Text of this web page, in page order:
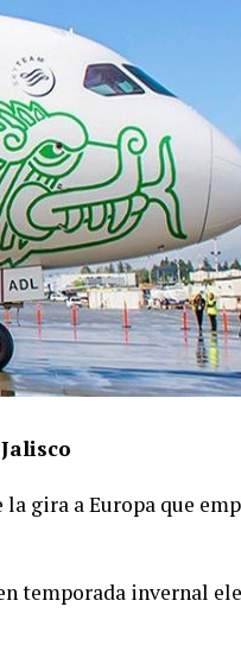
gira a Europa que
temporada invernal